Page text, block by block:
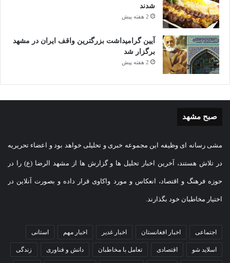
شدند
2 هفته پیش
آیین گرامیداشت بزرگترین واقف ایران در مشهد
برگزار شد
2 هفته پیش
صبح مشهد
مشی رسانه ای وظیفه این مجموعه خبری و تحلیلی خواهد بود و اعضاء تحریریه
در تلاش هستند، آخرین اخبار تحلیل ها و گزارش ها از مشهد الرضا (ع) را در
حوزه فرهنگ و اقتصاد، انعکاس و مورد واکاوی قرار داده و بصورت آنلاین در
اختیار مخاطبان خود بگذارند.
اجتماعی اخبار افغانستان اخبار غدیر اخبار مهم استانی
اسلاید شو اقتصادی تعامل با مخاطبان دانش و فناوری زندگی